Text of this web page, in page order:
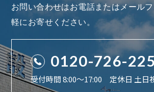
お問い合わせはお電話またはメール
軽にお寄せください。
0120-726-225
受付時間 8:00〜17:00 定休日 土日